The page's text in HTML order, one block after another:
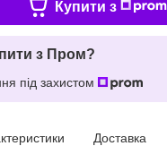
Купити з
з Пром?
під захистом
Доставка